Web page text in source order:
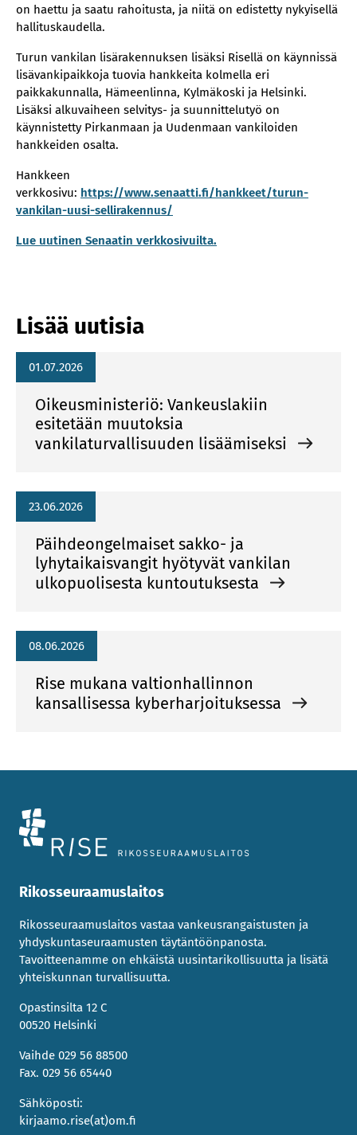
on haettu ja saatu rahoitusta, ja niitä on edistetty nykyisellä
hallituskaudella.
Turun vankilan lisärakennuksen lisäksi Risellä on käynnissä
lisävankipaikkoja tuovia hankkeita kolmella eri
paikkakunnalla, Hämeenlinna, Kylmäkoski ja Helsinki.
Lisäksi alkuvaiheen selvitys- ja suunnittelutyö on
käynnistetty Pirkanmaan ja Uudenmaan vankiloiden
hankkeiden osalta.
Hankkeen
verkkosivu: https://www.senaatti.fi/hankkeet/turun-
vankilan-uusi-sellirakennus/
Lue uutinen Senaatin verkkosivuilta.
Lisää uutisia
01.07.2026
Oikeusministeriö: Vankeuslakiin
esitetään muutoksia
vankilaturvallisuuden lisäämiseksi
23.06.2026
Päihdeongelmaiset sakko- ja
lyhytaikaisvangit hyötyvät vankilan
ulkopuolisesta kuntoutuksesta
08.06.2026
Rise mukana valtionhallinnon
kansallisessa kyberharjoituksessa
Rikosseuraamuslaitos
Rikosseuraamuslaitos vastaa vankeusrangaistusten ja
yhdyskuntaseuraamusten täytäntöönpanosta.
Tavoitteenamme on ehkäistä uusintarikollisuutta ja lisätä
yhteiskunnan turvallisuutta.
Opastinsilta 12 C
00520 Helsinki
Vaihde 029 56 88500
Fax. 029 56 65440
Sähköposti:
kirjaamo.rise(at)om.fi